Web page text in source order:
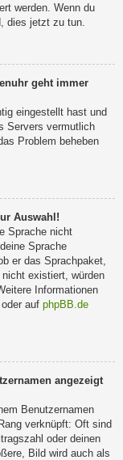
werden. Wenn du
dies jetzt zu tun.
geht immer
eingestellt hast und
Servers vermutlich
Problem beheben
Auswahl!
Sprache nicht
Sprache
er das Sprachpaket,
existiert, würden
Informationen
oder auf phpBB.de
angezeigt
Benutzernamen
verknüpft: Oft sind
oder deinen
Bild wird auch als